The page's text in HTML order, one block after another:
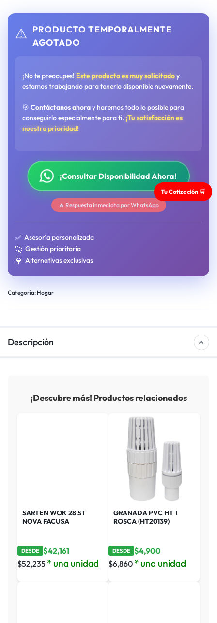
⚠️ PRODUCTO TEMPORALMENTE
AGOTADO
¡No te preocupes! Este producto es muy solicitadoy
estamos trabajando para tenerlo disponible nuevamente.
🎯 Contáctanos ahoray haremos todo lo posible para
conseguirlo especialmente para ti. ¡Tu satisfacción es
nuestra prioridad!
¡Consultar Disponibilidad Ahora!
🔥 Respuesta inmediata por WhatsApp
✅ Asesoría personalizada
🚀 Gestión prioritaria
💎 Alternativas exclusivas
Categoría: Hogar
Descripción
¡Descubre más! Productos relacionados
SARTEN WOK 28 ST
NOVA FACUSA
DESDE $42,161
$52,235 * una unidad
GRANADA PVC HT 1
ROSCA (HT20139)
DESDE $4,900
$6,860 * una unidad
Tu Cotización 🛒